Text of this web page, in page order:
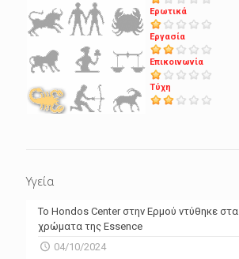
Ερωτικά
Εργασία
Επικοινωνία
Τύχη
Υγεία
Το Hondos Center στην Ερμού ντύθηκε στα
χρώματα της Essence
04/10/2024